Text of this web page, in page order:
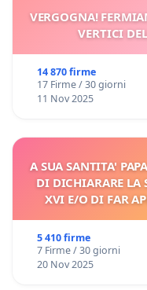
VERGOGNA!
VERTICI
14 870 firme
17 Firme / 30 giorni
11 Nov 2025
A SUA SANTITA'
DI DICHIARARE LA
XVI E/O DI FAR
5 410 firme
7 Firme / 30 giorni
20 Nov 2025